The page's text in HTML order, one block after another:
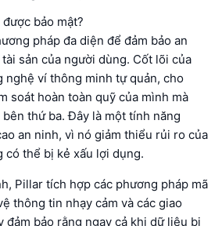
bảo mật?
pháp đa diện để đảm bảo an
sản của người dùng. Cốt lõi của
nghệ ví thông minh tự quản, cho
soát hoàn toàn quỹ của mình mà
thứ ba. Đây là một tính năng
an ninh, vì nó giảm thiểu rủi ro của
có thể bị kẻ xấu lợi dụng.
Pillar tích hợp các phương pháp mã
thông tin nhạy cảm và các giao
đảm bảo rằng ngay cả khi dữ liệu bị